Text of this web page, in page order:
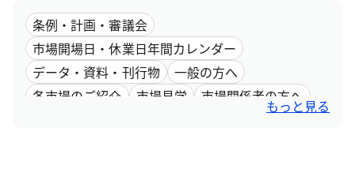
条例・計画・審議会
市場開場日・休業日年間カレンダー
データ・資料・刊行物
一般の方へ
各市場のご紹介
市場見学
市場関係者の方へ
もっと見る